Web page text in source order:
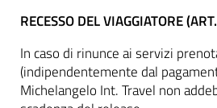
RECESSO DEL VIAGGIATORE
In caso di rinunce ai servizi
(indipendentemente dal
Michelangelo Int. Travel non